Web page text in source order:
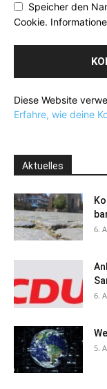
Speicher den
Cookie.
Diese Website
Erfahre, wie deine
Aktuelles
6.
6.
5.